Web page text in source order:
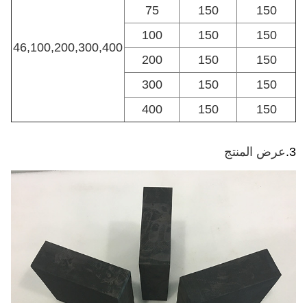
46,100,200,300,400
150
150
75
150
150
100
150
150
200
150
150
300
150
150
400
3. عرض المنتج